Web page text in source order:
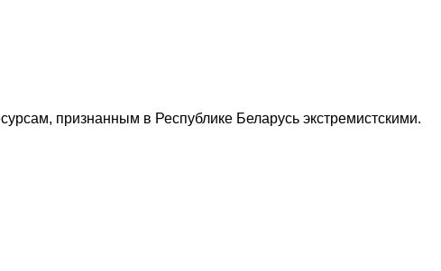
признанным в Республике Беларусь экстремистскими.